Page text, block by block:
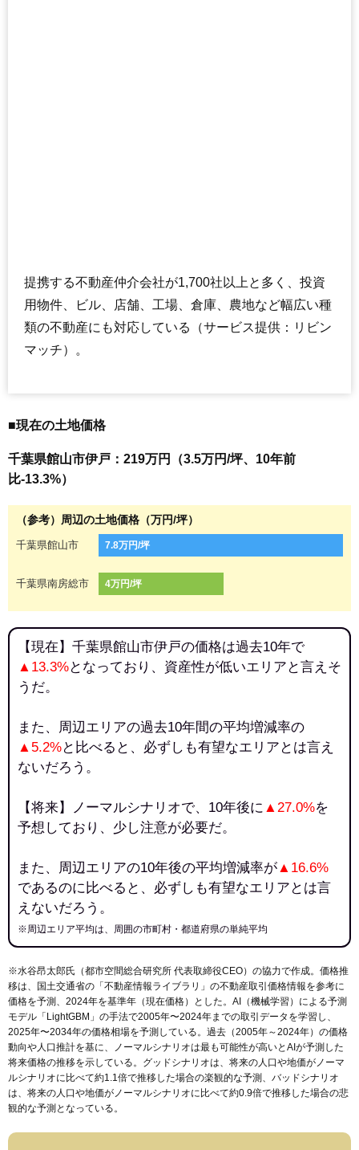
提携する不動産仲介会社が1,700社以上と多く、投資
用物件、ビル、店舗、工場、倉庫、農地など幅広い種
類の不動産にも対応している（サービス提供：リビン
マッチ）。
■現在の土地価格
千葉県館山市伊戸：219万円（3.5万円/坪、10年前
比-13.3%）
（参考）周辺の土地価格（万円/坪）
千葉県館山市 7.8万円/坪
千葉県南房総市 4万円/坪
【現在】千葉県館山市伊戸の価格は過去10年で
▲13.3%となっており、資産性が低いエリアと言えそ
うだ。
また、周辺エリアの過去10年間の平均増減率の
▲5.2%と比べると、必ずしも有望なエリアとは言え
ないだろう。
【将来】ノーマルシナリオで、10年後に ▲27.0%を
予想しており、少し注意が必要だ。
また、周辺エリアの10年後の平均増減率が▲16.6%
であるのに比べると、必ずしも有望なエリアとは言
えないだろう。
※周辺エリア平均は、周囲の市町村・都道府県の単純平均
※水谷昂太郎氏（都市空間総合研究所 代表取締役CEO）の協力で作成。価格推
移は、国土交通省の「 不動産情報ライブラリ 」の不動産取引価格情報を参考に
価格を予測、2024年を基準年（現在価格）とした。AI（機械学習）による予測
モデル「LightGBM」の手法で2005年〜2024年までの取引データを学習し、
2025年〜2034年の価格相場を予測している。過去（2005年～2024年）の価格
動向や人口推計を基に、ノーマルシナリオは最も可能性が高いとAIが予測した
将来価格の推移を示している。グッドシナリオは、将来の人口や地価がノーマ
ルシナリオに比べて約1.1倍で推移した場合の楽観的な予測、バッドシナリオ
は、将来の人口や地価がノーマルシナリオに比べて約0.9倍で推移した場合の悲
観的な予測となっている。